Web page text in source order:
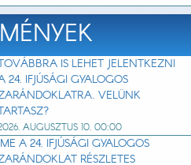
IS LEHET JELENTKEZNI
24. IFJÚSÁGI GYALOGOS
VELÜNK
AUGUSZTUS 10. 00:00
A 24. IFJÚSÁGI GYALOGOS
RÉSZLETES